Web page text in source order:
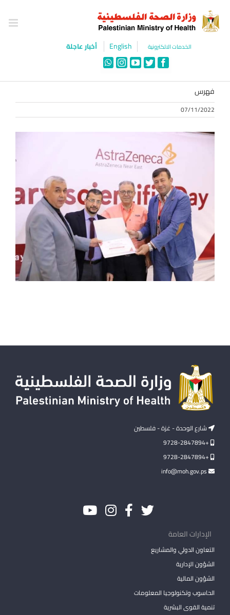
content
الخدمات الالكترونية English أخبار عاجلة
Facebook
Twitter
YouTube
Instagram
WhatsApp
فهرس
07/11/2022
شارع الوحدة - غزة - فلسطين
+9728-2847894
+9728-2847894
الإدارات العامة
التعاون الدولي والمشاريع
الشؤون الإدارية
الشؤون المالية
الحاسوب وتكنولوجيا المعلومات
تنمية القوى البشرية